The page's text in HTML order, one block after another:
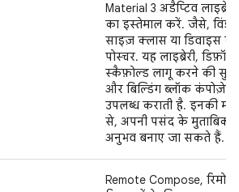
Material 3 अडैप्टिव लाइब्रेरी
का इस्तेमाल करें. जैसे, विंडो
साइज़ क्लास या डिवाइस के
पोस्चर. यह लाइब्रेरी, डिफ़ॉल्ट
स्कैफ़ोल्ड लागू करने की
और बिल्डिंग ब्लॉक
उपलब्ध कराती है. इनकी
से, अपनी पसंद के मुताबिक
अनुभव बनाए जा सकते हैं.
Remote Compose, रिमोट